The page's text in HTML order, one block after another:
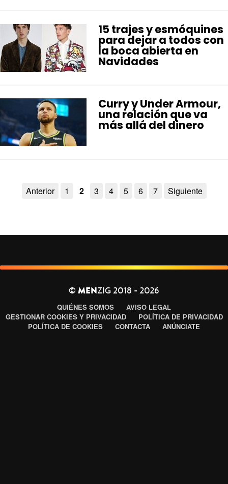
15 trajes y esmóquines
para dejar a todos con
la boca abierta en
Navidades
Curry y Under Armour,
una relación que va
más allá del dinero
Anterior 1 2 3 4 5 6 7 Siguiente
© MENZIG 2018 - 2026
QUIÉNES SOMOS
AVISO LEGAL
GESTIONAR COOKIES Y PRIVACIDAD
POLÍTICA DE PRIVACIDAD
POLÍTICA DE COOKIES
CONTACTA ANÚNCIATE